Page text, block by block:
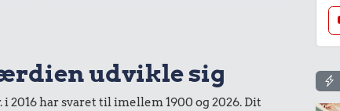
udvikle sig
2016 har svaret til imellem 1900 og 2026. Dit